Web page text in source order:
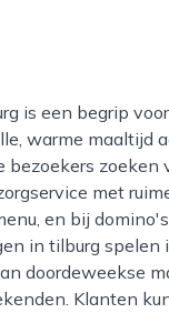
warme maaltijd
bezoekers zoeken
met
en bij
in tilburg spelen
doordeweekse
Klanten